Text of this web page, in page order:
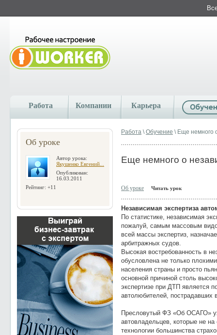
Работа Компании Карьера
Об уроке
Автор урока:
Якушенко Евгений...
Опубликован:
16.03.2011
Рейтинг: +11
Работа \Обучение \ Еще немного
Еще немного о
Об уроке Читать урок
Независимая экспертиза
По статистике, независимая
пожалуй, самым массовым
всей массы экспертиз,
арбитражных судов.
Высокая востребованность в
обусловлена не только
населения страны и просто
основной причиной столь
экспертизе при ДТП является
автолюбителей, пострадавших
Пресловутый ФЗ «Об ОСАГО»
автовладельцев, которые не
технологии большинства